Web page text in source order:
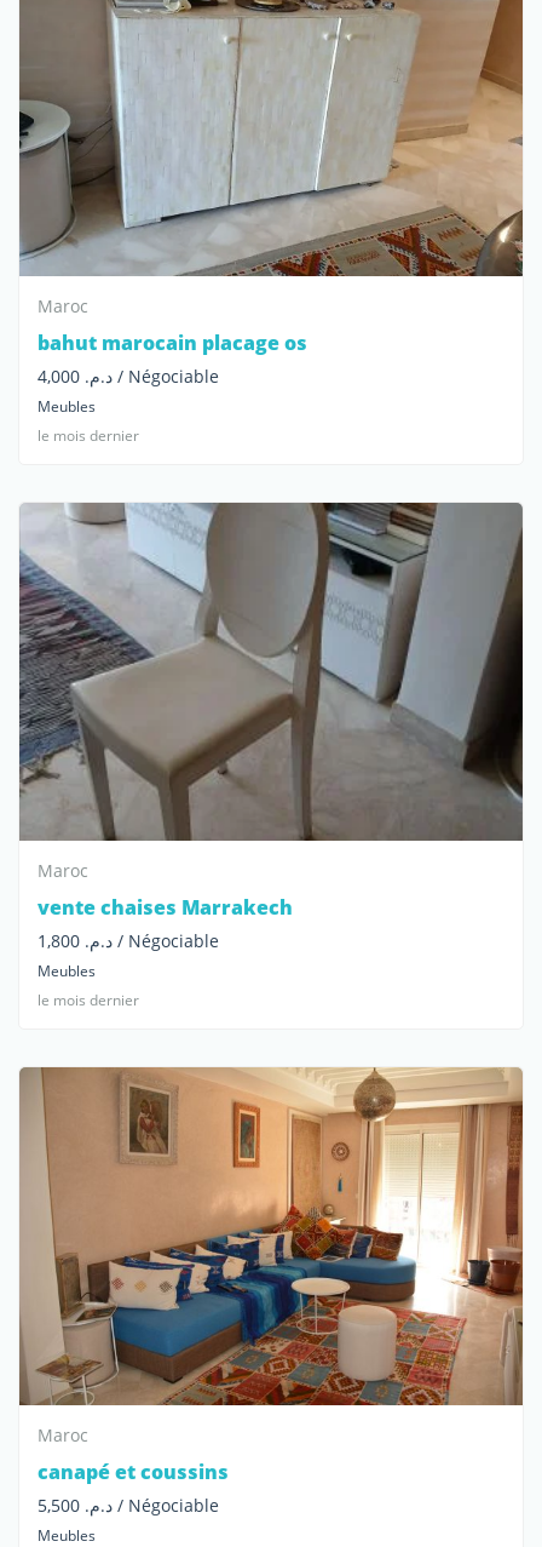
Maroc
bahut marocain placage os
د.م. 4,000 / Négociable
Meubles
le mois dernier
Maroc
vente chaises Marrakech
د.م. 1,800 / Négociable
Meubles
le mois dernier
Maroc
canapé et coussins
د.م. 5,500 / Négociable
Meubles